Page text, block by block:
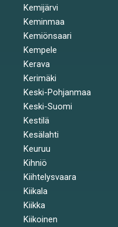
Kemijärvi
Keminmaa
Kemiönsaari
Kempele
Kerava
Kerimäki
Keski-Pohjanmaa
Keski-Suomi
Kestilä
Kesälahti
Keuruu
Kihniö
Kiihtelysvaara
Kiikala
Kiikka
Kiikoinen